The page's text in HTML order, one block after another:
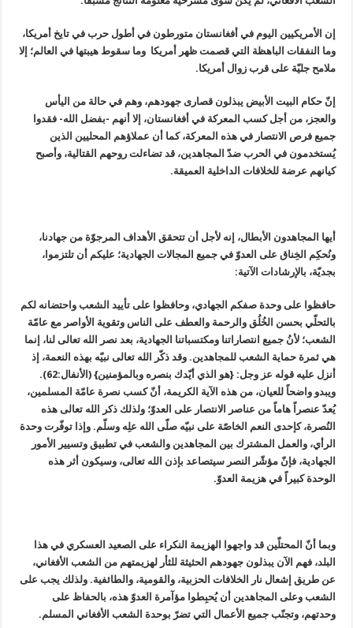
إن الأمريكيين اليوم في أفغانستان متورطون في أطول حرب في تايخ أمريكا،
وما النفقات الباهظة التي قصمت ظهر أمریكا وما سقوط هیبتها في العالم؛ إلا
ملامح جليّة على قرب زوال أمریكا.
إنّ حكام البیت الأبیض يبذلون قصارى جهودهم، وهم في حالة من اليأس
والعجز، من أجل كسب المعركة في أفغانستان، إلا أنهم -بفضل الله- فقدوا
جميع فرص الانتصار في هذه المعركة، كما أن عملاؤهم المحليين الذین
یُستخدمون في الحرب ضدّ المجاهدین، قد تضاءلت روحهم القتالیة، وأصبح
كيانهم عرضة للخلافات الداخلية العميقة.
أيها المجاهدون الأبطال، إنه لأجل أن تتحقق الأهداف المرجوّة من جهادنا،
ونُحكِم الخِناق علی العدوّ في جميع المجالات الجهادية؛ عليكم أن تلتزموا،
بجديّة، بالإرشادات الآتية:
حافظوا علی وحدة صفكم الجهادي، وحافظوا علی تأييد الشعب واحتضانه لكم
بالتحلّي بحسن الخُلُق والرحمة والعطف علی الناس وتقوية الأواصر مع عامّة
الشعب؛ لأنُ جميع انتصاراتنا ومكتسباتنا الجهادية، بعد نصر الله تعالی لنا، إنما
هي ثمرة حماية الشعب للمجاهدين. وقد ذكّر الله تعالی نبيّه بهذه النعمة، إذ
أنزل عليه قوله عز وجل: {هو الذي أيّدك بنصره وبالمؤمنين} (الأنفال:62).
ويبدو واضحاً للعيان، من هذه الآية الكريمة، أنّ كسب نصرة عامّة المسلمين،
يُعدّ عنصراً هاماً من عناصر الانتصار علی العدوّ؛ ولذلك ذكر الله تعالی هذه
النُصرة، كإحدی النعم الخاصّة علی نبيّه صلّی الله علِه وسلّم. وإذا توفّرت وحدة
الرأي، والعمل المشترك بين المجاهدين والشعب في تطبيق وتسيير الأمور
الجهادية، فإنّ مؤشّر النصر سيتصاعد بإذن الله تعالی، وسيكون أثر هذه
الوحدة كبيراً في هزيمة العدوّ.
وبما أنّ المحتلّين قد واجهوا الهزيمة النكراء على الصعيد العسكري في هذا
البلد، فهم الآن يبذلون جهودهم الحثيثة للثأر لهزيمتهم من الشعب الأفغاني،
عن طريق إشعال نار الخلافات الحزبية، والقومية، والطائفية. ولذلك يجب علی
الشعب وعلی المجاهدين أن يُحبِطوا مؤآمرة العدوّ هذه، بالحفاظ علی
وحدتهم، وتجنّب جميع الأعمال التي تضرّ بوحدة الشعب الأفغاني المسلم.